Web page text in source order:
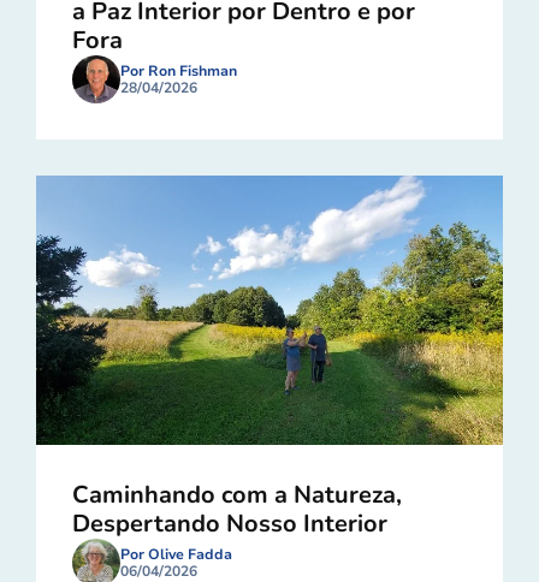
a Paz Interior por Dentro e por
Fora
Por Ron Fishman
28/04/2026
Caminhando com a Natureza,
Despertando Nosso Interior
Por Olive Fadda
06/04/2026